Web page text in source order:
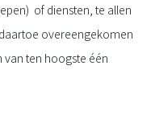
of diensten, te allen
overeengekomen
ten hoogste één